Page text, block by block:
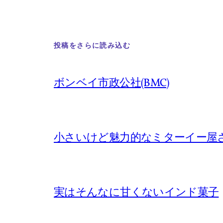
投稿をさらに読み込む
ボンベイ市政公社(BMC)
小さいけど魅力的なミターイー屋
実はそんなに甘くないインド菓子